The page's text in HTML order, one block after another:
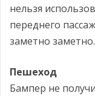
нельзя
переднего
заметно заметно.
Пешеход
Бампер не